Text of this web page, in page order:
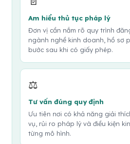
Am hiểu thủ tục pháp lý
Đơn vị cần nắm rõ quy trình
ngành nghề kinh doanh, hồ sơ
bước sau khi có giấy phép.
⚖️
Tư vấn đúng quy định
Ưu tiên nơi có khả năng giải
vụ, rủi ro pháp lý và điều kiện
từng mô hình.